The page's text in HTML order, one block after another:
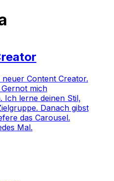
Content Creator.
mich
Ich lerne deinen Stil,
Danach gibst
das Carousel.
Mal.